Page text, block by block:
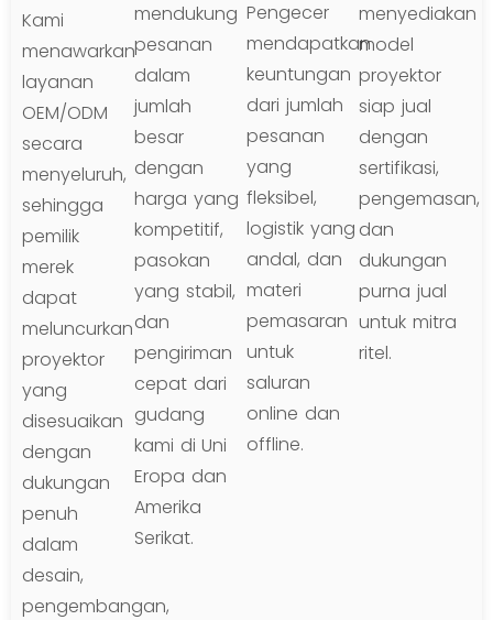
Kami
menawarkan
layanan
OEM/ODM
secara
menyeluruh,
sehingga
pemilik
merek
dapat
meluncurkan
proyektor
yang
disesuaikan
dengan
dukungan
penuh
dalam
desain,
pengembangan,
mendukung
pesanan
dalam
jumlah
besar
dengan
harga yang
kompetitif,
pasokan
yang stabil,
dan
pengiriman
cepat dari
gudang
kami di Uni
Eropa dan
Amerika
Serikat.
Pengecer
mendapatkan
keuntungan
dari jumlah
pesanan
yang
fleksibel,
logistik yang
andal, dan
materi
pemasaran
untuk
saluran
online dan
offline.
menyediakan
model
proyektor
siap jual
dengan
sertifikasi,
pengemasan,
dan
dukungan
purna jual
untuk mitra
ritel.